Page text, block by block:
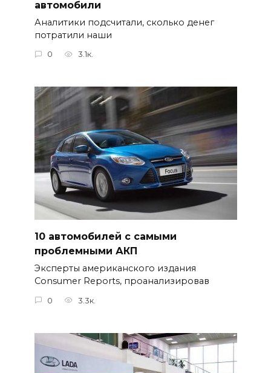
автомобили
Аналитики подсчитали, сколько денег
потратили наши
0 3.1к.
10 автомобилей с самыми
проблемными АКП
Эксперты американского издания
Consumer Reports, проанализировав
0 3.3к.